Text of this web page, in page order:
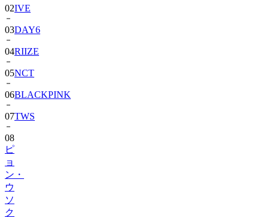
02IVE
03DAY6
04RIIZE
05NCT
06BLACKPINK
07TWS
08
ピ
ョ
ン・
ウ
ソ
ク